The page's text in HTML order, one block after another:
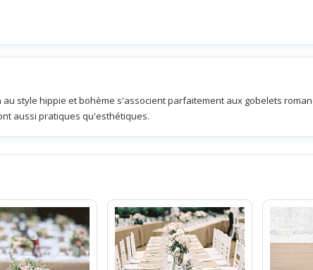
au style hippie et bohème s'associent parfaitement aux gobelets
aussi pratiques qu'esthétiques.